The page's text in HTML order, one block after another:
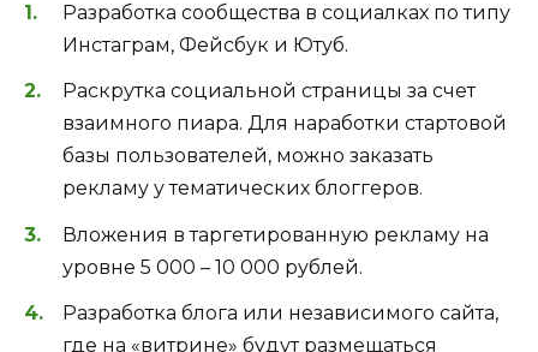
Разработка сообщества в социалках по типу
Инстаграм, Фейсбук и Ютуб.
Раскрутка социальной страницы за счет
взаимного пиара. Для наработки стартовой
базы пользователей, можно заказать
рекламу у тематических блоггеров.
Вложения в таргетированную рекламу на
уровне 5 000 – 10 000 рублей.
Разработка блога или независимого сайта,
где на «витрине» будут размещаться